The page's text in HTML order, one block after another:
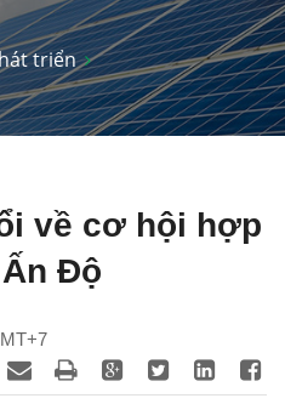
triển
về cơ hội hợp
Độ